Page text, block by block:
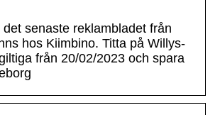
senaste reklambladet från
hos Kiimbino. Titta på Willys-
från 20/02/2023 och spara